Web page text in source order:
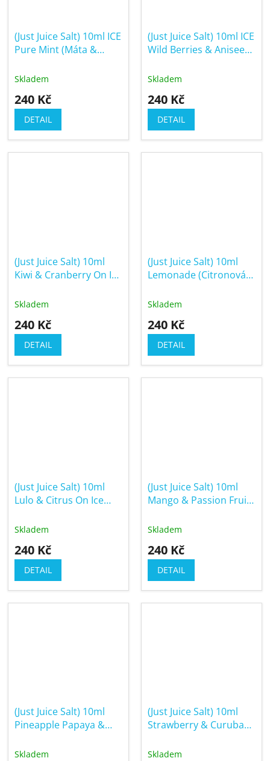
(Just Juice Salt) 10ml ICE
Pure Mint (Máta &
Skladem
240 Kč
DETAIL
(Just Juice Salt) 10ml ICE
Wild Berries & Aniseed
anýzem)
Skladem
240 Kč
DETAIL
(Just Juice Salt) 10ml
Kiwi & Cranberry On Ice
brusinka)
Skladem
240 Kč
DETAIL
(Just Juice Salt) 10ml
Lemonade (Citronová
Skladem
240 Kč
DETAIL
(Just Juice Salt) 10ml
Lulo & Citrus On Ice
citron)
Skladem
240 Kč
DETAIL
(Just Juice Salt) 10ml
Mango & Passion Fruit
Skladem
240 Kč
DETAIL
(Just Juice Salt) 10ml
Pineapple Papaya &
papája & kokos)
Skladem
(Just Juice Salt) 10ml
Strawberry & Curuba
Skladem